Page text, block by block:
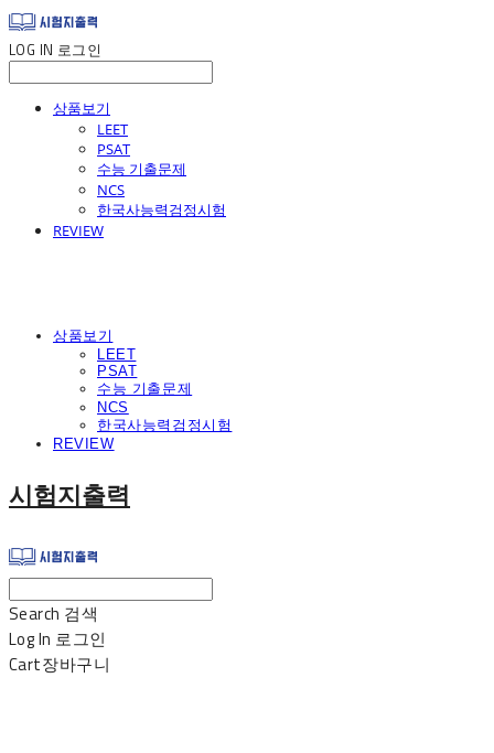
LOG IN 로그인
상품보기
LEET
PSAT
수능 기출문제
NCS
한국사능력검정시험
REVIEW
상품보기
LEET
PSAT
수능 기출문제
NCS
한국사능력검정시험
REVIEW
시험지출력
Search 검색
Log In 로그인
Cart장바구니